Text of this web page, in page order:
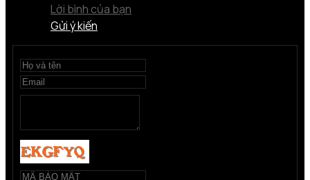
Lời bình của bạn
Gửi ý kiến